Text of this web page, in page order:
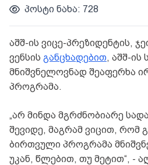
პოსტი ნახა: 728
აშშ-ის ვიცე-პრეზიდენტის,
ვენსის განცხადებით, აშშ-ის
მნიშვნელოვნად შეაფერხა
პროგრამა.
„არ მინდა მგრძნობიარე
შევიდე, მაგრამ ვიცით, რომ
ბირთვული პროგრამა
უკან, წლებით, თუ მეტით“, -